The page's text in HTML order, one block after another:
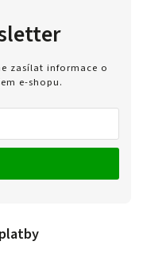
zasílat informace o
e-shopu.